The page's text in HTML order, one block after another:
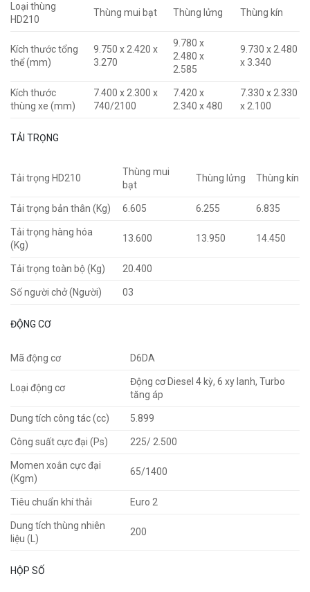
Loại thùng
HD210
Thùng mui bạt Thùng lửng Thùng kín
Kích thước tổng
thể (mm)
9.750 x 2.420 x
3.270
9.780 x
2.480 x
2.585
9.730 x 2.480
x 3.340
Kích thước
thùng xe (mm)
7.400 x 2.300 x
740/2100
7.420 x
2.340 x 480
7.330 x 2.330
x 2.100
TẢI TRỌNG
Tải trọng HD210
Thùng mui
bạt
Thùng lửng Thùng kín
Tải trọng bản thân (Kg) 6.605 6.255 6.835
Tải trọng hàng hóa
(Kg)
13.600 13.950 14.450
Tải trọng toàn bộ (Kg) 20.400
Số người chở (Người) 03
ĐỘNG CƠ
Mã động cơ D6DA
Loại động cơ
Động cơ Diesel 4 kỳ, 6 xy lanh, Turbo
tăng áp
Dung tích công tác (cc) 5.899
Công suất cực đại (Ps) 225/ 2.500
Momen xoắn cực đại
(Kgm)
65/1400
Tiêu chuẩn khí thải Euro 2
Dung tích thùng nhiên
liệu (L)
200
HỘP SỐ